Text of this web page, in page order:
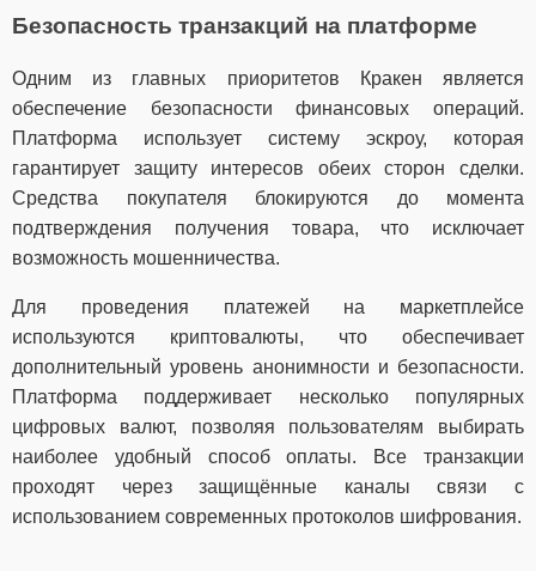
Безопасность транзакций на платформе
Одним из главных приоритетов Кракен является
обеспечение безопасности финансовых операций.
Платформа использует систему эскроу, которая
гарантирует защиту интересов обеих сторон сделки.
Средства покупателя блокируются до момента
подтверждения получения товара, что исключает
возможность мошенничества.
Для проведения платежей на маркетплейсе
используются криптовалюты, что обеспечивает
дополнительный уровень анонимности и безопасности.
Платформа поддерживает несколько популярных
цифровых валют, позволяя пользователям выбирать
наиболее удобный способ оплаты. Все транзакции
проходят через защищённые каналы связи с
использованием современных протоколов шифрования.